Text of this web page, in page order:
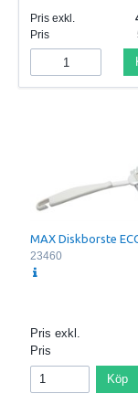
Pris exkl.
Pris
MAX Diskborste
23460
Pris exkl.
Pris
Köp